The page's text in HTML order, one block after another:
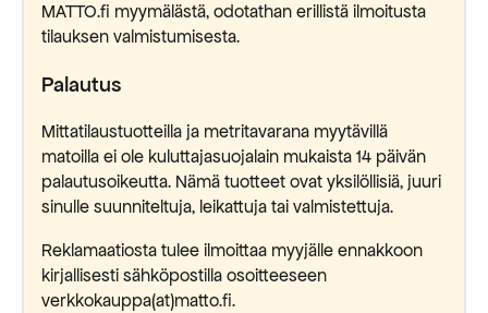
MATTO.fi myymälästä, odotathan erillistä ilmoitusta
tilauksen valmistumisesta.
Palautus
Mittatilaustuotteilla ja metritavarana myytävillä
matoilla ei ole kuluttajasuojalain mukaista 14 päivän
palautusoikeutta. Nämä tuotteet ovat yksilöllisiä, juuri
sinulle suunniteltuja, leikattuja tai valmistettuja.
Reklamaatiosta tulee ilmoittaa myyjälle ennakkoon
kirjallisesti sähköpostilla osoitteeseen
verkkokauppa(at)matto.fi.